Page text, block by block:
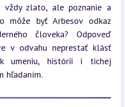
zlato, ale poznanie a
môže byť Arbesov odkaz
človeka? Odpoveď
v odvahu neprestať klásť
umeniu, histórii i tichej
hľadaním.